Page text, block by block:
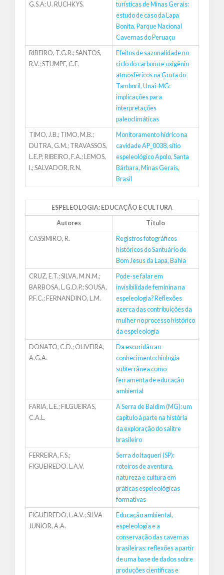
G.S.A; U. RUCHKYS.
turísticas de Minas Gerais:
estudo de caso da Lapa
Bonita, Parque Nacional
Cavernas do Peruaçu
RIBEIRO, T.G.R.; SANTOS,
R.V.; STUMPF, C.F.
Efeitos de sazonalidade no
ciclo do carbono e oxigênio
atmosféricos na Gruta do
Tamboril, Unaí-MG:
implicações para
interpretações
paleoclimáticas
TIMO, J.B.; TIMO, M.B.;
DUTRA, G.M.; TRAVASSOS,
L.E.P; RIBEIRO, F.A.; LEMOS,
I.; SALVADOR, R.N.
Monitoramento hídrico na
cavidade AP_0038, sítio
espeleológico Apolo, Santa
Bárbara, Minas Gerais,
Brasil
ESPELEOLOGIA: EDUCAÇÃO E CULTURA
Autores Título
CASSIMIRO, R.
Registros fotográficos
históricos do Santuário de
Bom Jesus da Lapa, Bahia
CRUZ, E.T.; SILVA, M.N.M.;
BARBOSA, L.G.D.P.; SOUSA,
P.F.C.; FERNANDINO, L.M.
Pode-se falar em
invisibilidade feminina na
espeleologia? Reflexões
acerca das contribuições da
mulher no processo histórico
da espeleologia
DONATO, C.D.; OLIVEIRA,
A.G.A.
Da escuridão ao
conhecimento: biologia
subterrânea como
ferramenta de educação
ambiental
FARIA, L.E.; FILGUEIRAS,
C.A.L.
A Serra de Baldim (MG): um
capítulo à parte na história
da exploração do salitre
brasileiro
FERREIRA, F.S.;
FIGUEIREDO. L.A.V.
Serra do Itaqueri (SP):
roteiros de aventura,
natureza e cultura em
práticas espeleológicas
formativas
FIGUEIREDO, L.A.V.; SILVA
JUNIOR, A.A.
Educação ambiental,
espeleologia e a
conservação das cavernas
brasileiras: reflexões a partir
de uma base de dados sobre
produções científicas e